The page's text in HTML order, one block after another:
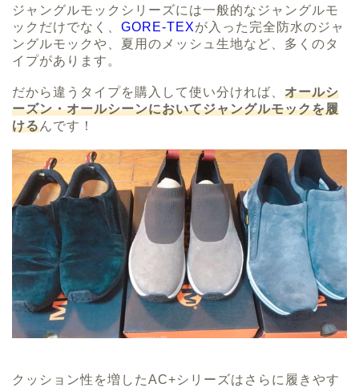
ジャングルモックシリーズには一般的なジャングルモ
ックだけでなく、 GORE-TEXが入った完全防水のジャ
ングルモックや、夏用のメッシュ生地など、多くのタ
イプがあります。
だから違うタイプを購入して使い分ければ、 オールシ
ーズン・オールシーンにおいてジャングルモックを履
けるんです！
クッション性を増したAC+シリーズはさらに履きやす